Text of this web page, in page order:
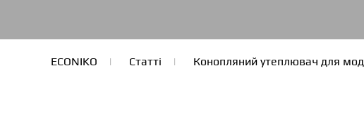
ECONIKO Статті Конопляний утеплювач для